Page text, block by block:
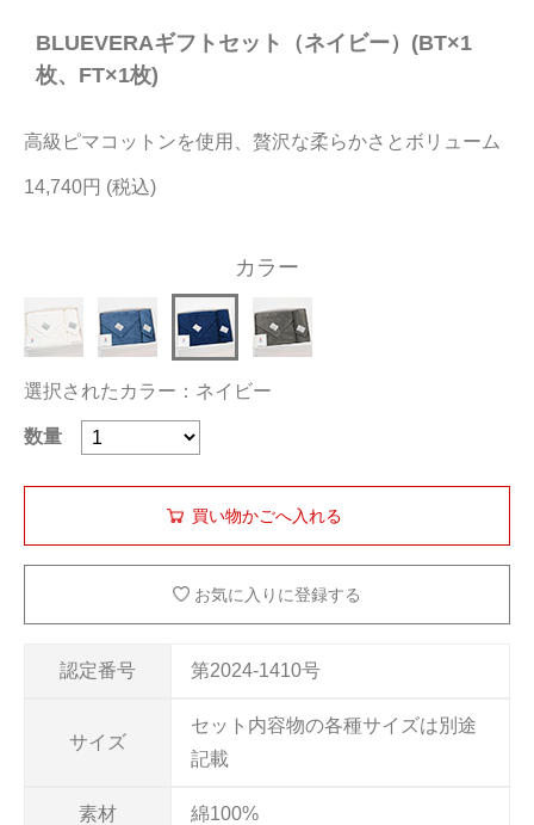
当サイトについて
店舗リスト
ヘルプ
お問い合わせ
BLUEVERAギフトセット（ネイビー）(BT×1
枚、FT×1枚)
高級ピマコットンを使用、贅沢な柔らかさとボリューム
14,740円
認定番号 第2024-1410号
サイズ
セット内容物の各種サイズは別途
記載
素材 綿100%
カラー
選択されたカラー：ネイビー
数量
お気に入りに登録する